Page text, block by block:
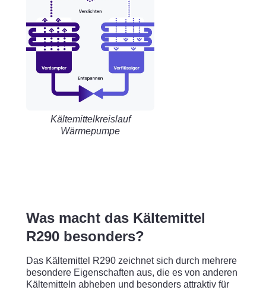
Kältemittelkreislauf
Wärmepumpe
Was macht das Kältemittel
R290 besonders?
Das Kältemittel R290 zeichnet sich durch mehrere
besondere Eigenschaften aus, die es von anderen
Kältemitteln abheben und besonders attraktiv für